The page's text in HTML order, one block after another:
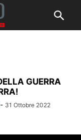
GUERRA
- 31 Ottobre 2022